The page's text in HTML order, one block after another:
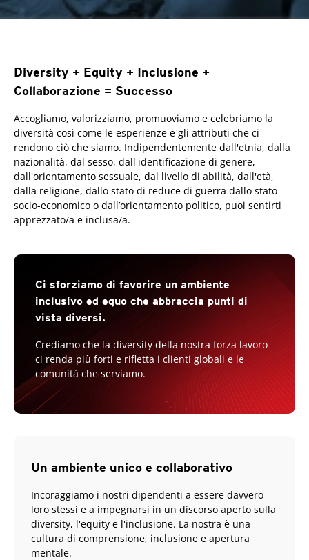
Diversity + Equity + Inclusione +
Collaborazione = Successo
Accogliamo, valorizziamo, promuoviamo e celebriamo la
diversità così come le esperienze e gli attributi che ci
rendono ciò che siamo. Indipendentemente dall'etnia, dalla
nazionalità, dal sesso, dall'identificazione di genere,
dall'orientamento sessuale, dal livello di abilità, dall'età,
dalla religione, dallo stato di reduce di guerra dallo stato
socio-economico o dall’orientamento politico, puoi sentirti
apprezzato/a e inclusa/a.
Ci sforziamo di favorire un ambiente
inclusivo ed equo che abbraccia punti di
vista diversi.
Crediamo che la diversity della nostra forza lavoro
ci renda più forti e rifletta i clienti globali e le
comunità che serviamo.
Un ambiente unico e collaborativo
Incoraggiamo i nostri dipendenti a essere davvero
loro stessi e a impegnarsi in un discorso aperto sulla
diversity, l'equity e l'inclusione. La nostra è una
cultura di comprensione, inclusione e apertura
mentale.